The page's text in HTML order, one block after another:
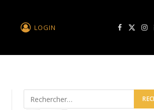
LOGIN Facebook
X